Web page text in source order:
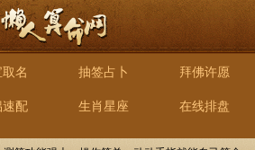
名 抽签占卜 拜佛许愿
速配 生肖星座 在线排盘